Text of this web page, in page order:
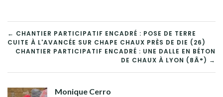
NAVIGATION
DE
L’ARTICLE
← CHANTIER PARTICIPATIF ENCADRÉ : POSE DE TERRE
CUITE À L'AVANCÉE SUR CHAPE CHAUX PRÈS DE DIE (26)
CHANTIER PARTICIPATIF ENCADRÉ : UNE DALLE EN BÉTON
DE CHAUX À LYON (8Â°) →
Monique Cerro